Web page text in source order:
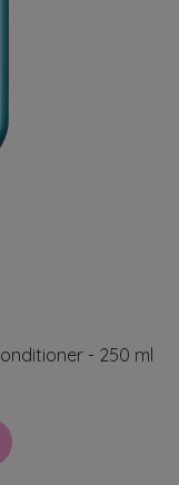
- 250 ml